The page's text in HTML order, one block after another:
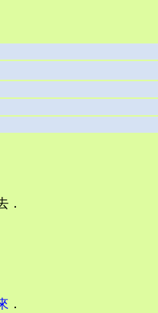
．
．